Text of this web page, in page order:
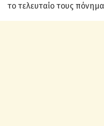
το τελευταίο τους